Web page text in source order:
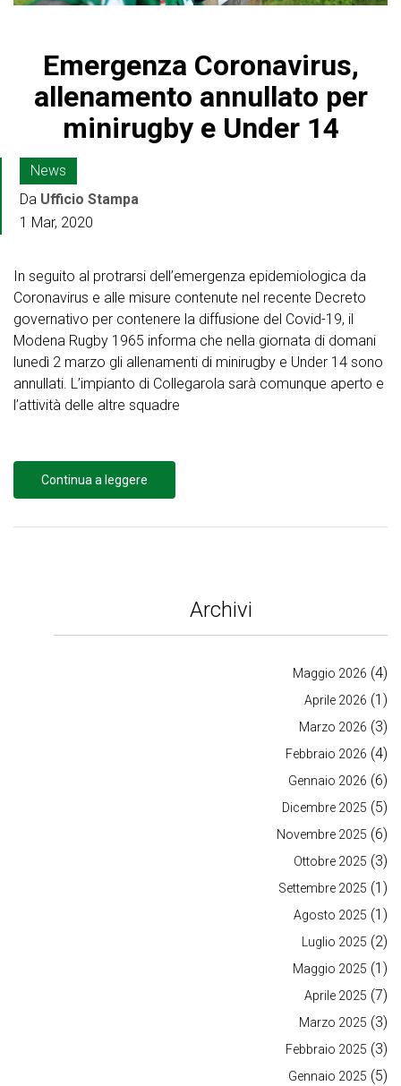
Emergenza Coronavirus,
allenamento annullato per
minirugby e Under 14
News
Da Ufficio Stampa
1 Mar, 2020
In seguito al protrarsi dell’emergenza epidemiologica da
Coronavirus e alle misure contenute nel recente Decreto
governativo per contenere la diffusione del Covid-19, il
Modena Rugby 1965 informa che nella giornata di domani
lunedì 2 marzo gli allenamenti di minirugby e Under 14 sono
annullati. L’impianto di Collegarola sarà comunque aperto e
l’attività delle altre squadre
Continua a leggere
Archivi
Maggio 2026 (4)
Aprile 2026 (1)
Marzo 2026 (3)
Febbraio 2026 (4)
Gennaio 2026 (6)
Dicembre 2025 (5)
Novembre 2025 (6)
Ottobre 2025 (3)
Settembre 2025 (1)
Agosto 2025 (1)
Luglio 2025 (2)
Maggio 2025 (1)
Aprile 2025 (7)
Marzo 2025 (3)
Febbraio 2025 (3)
Gennaio 2025 (5)